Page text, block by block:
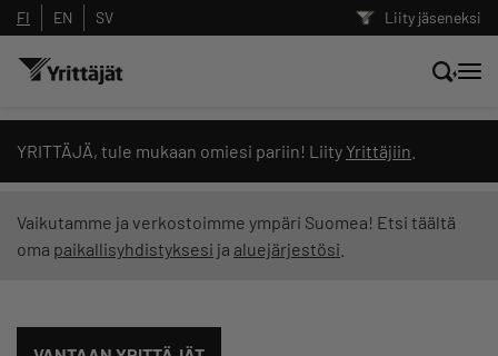
Liity jäseneksi
FI EN SV
YRITTÄJÄ, tule mukaan omiesi pariin! Liity Yrittäjiin
Vaikutamme ja verkostoimme ympäri Suomea! Etsi täältä
oma paikallisyhdistyksesi ja aluejärjestösi
Hae sivustolta tai kysy suoraan
Yrittäjien tekoälyltä
Suodata hakutuloksia: näytä kaikki sisältö